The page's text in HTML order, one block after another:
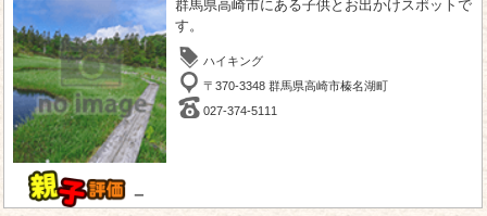
－
群馬県高崎市にある子供とお出かけスポットで
す。
ハイキング
〒370-3348 群馬県高崎市榛名湖町
027-374-5111